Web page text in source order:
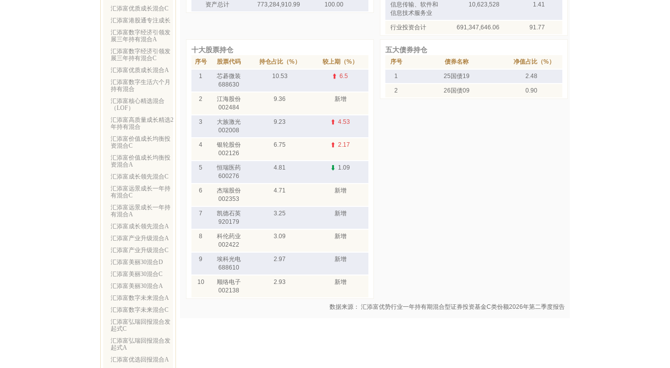
汇添富优质成长混合C
汇添富港股通专注成长
汇添富数字经济引领发
展三年持有混合A
汇添富数字经济引领发
展三年持有混合C
汇添富优质成长混合A
汇添富数字生活六个月
持有混合
汇添富核心精选混合
（LOF）
汇添富高质量成长精选2
年持有混合
汇添富价值成长均衡投
资混合C
汇添富价值成长均衡投
资混合A
汇添富成长领先混合C
汇添富远景成长一年持
有混合C
汇添富远景成长一年持
有混合A
汇添富成长领先混合A
汇添富产业升级混合A
汇添富产业升级混合C
汇添富美丽30混合D
汇添富美丽30混合C
汇添富美丽30混合A
汇添富数字未来混合A
汇添富数字未来混合C
汇添富弘瑞回报混合发
起式C
汇添富弘瑞回报混合发
起式A
汇添富优选回报混合A
资产总计 773,284,910.99 100.00
信息传输、软件和
信息技术服务业
10,623,528 1.41
行业投资合计 691,347,646.06 91.77
十大股票持仓
序号 股票代码 持仓占比（%） 较上期（%）
1
芯碁微装
688630
10.53 6.5
2
江海股份
002484
9.36 新增
3
大族激光
002008
9.23 4.53
4
银轮股份
002126
6.75 2.17
5
恒瑞医药
600276
4.81 1.09
6
杰瑞股份
002353
4.71 新增
7
凯德石英
920179
3.25 新增
8
科伦药业
002422
3.09 新增
9
埃科光电
688610
2.97 新增
10
顺络电子
002138
2.93 新增
五大债券持仓
序号 债券名称 净值占比（%）
1 25国债19 2.48
2 26国债09 0.90
数据来源： 汇添富优势行业一年持有期混合型证券投资基金C类份额2026年第二季度报告